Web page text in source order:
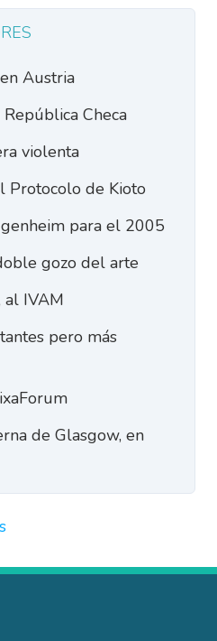
Austria
Checa
violenta
Protocolo de Kioto
para el 2005
gozo del arte
al IVAM
pero más
de Glasgow, en